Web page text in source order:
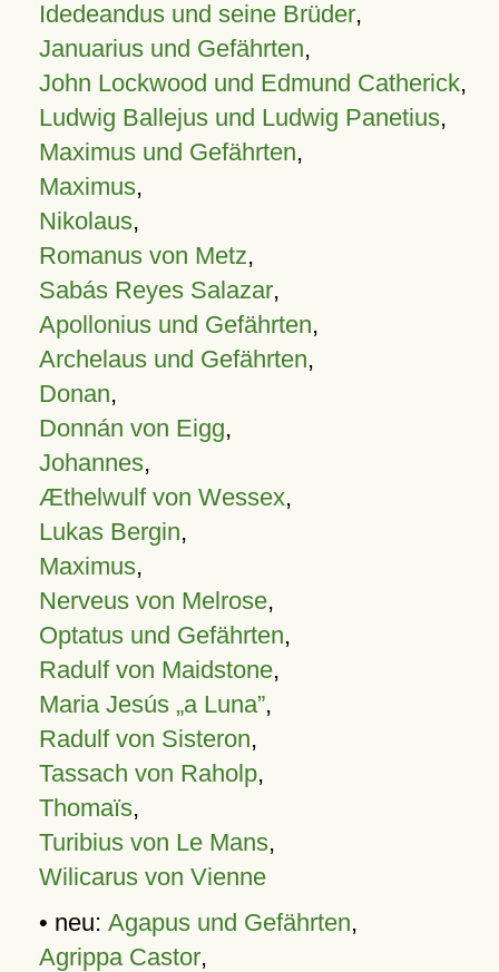
Idedeandus und seine Brüder,
Januarius und Gefährten,
John Lockwood und Edmund Catherick,
Ludwig Ballejus und Ludwig Panetius,
Maximus und Gefährten,
Maximus,
Nikolaus,
Romanus von Metz,
Sabás Reyes Salazar,
Apollonius und Gefährten,
Archelaus und Gefährten,
Donan,
Donnán von Eigg,
Johannes,
Æthelwulf von Wessex,
Lukas Bergin,
Maximus,
Nerveus von Melrose,
Optatus und Gefährten,
Radulf von Maidstone,
Maria Jesús „a Luna”,
Radulf von Sisteron,
Tassach von Raholp,
Thomaïs,
Turibius von Le Mans,
Wilicarus von Vienne
• neu: Agapus und Gefährten,
Agrippa Castor,